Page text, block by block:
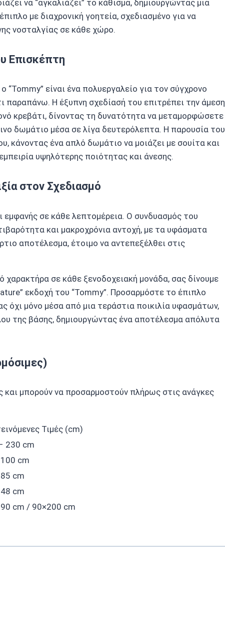
να “αγκαλιάζει” το κάθισμα, δημιουργώντας μια
με διαχρονική γοητεία, σχεδιασμένο για να
νοσταλγίας σε κάθε χώρο.
Επισκέπτη
είναι ένα πολυεργαλείο για τον σύγχρονο
παραπάνω. Η έξυπνη σχεδίασή του επιτρέπει την άμεση
κρεβάτι, δίνοντας τη δυνατότητα να μεταμορφώσετε
δωμάτιο μέσα σε λίγα δευτερόλεπτα. Η παρουσία του
κάνοντας ένα απλό δωμάτιο να μοιάζει με σουίτα και
υψηλότερης ποιότητας και άνεσης.
στον Σχεδιασμό
εμφανής σε κάθε λεπτομέρεια. Ο συνδυασμός του
και μακροχρόνια αντοχή, με τα υφάσματα
αποτέλεσμα, έτοιμο να αντεπεξέλθει στις
χαρακτήρα σε κάθε ξενοδοχειακή μονάδα, σας δίνουμε
εκδοχή του “Tommy”. Προσαρμόστε το έπιπλο
όχι μόνο μέσα από μια τεράστια ποικιλία υφασμάτων,
της βάσης, δημιουργώντας ένα αποτέλεσμα απόλυτα
και μπορούν να προσαρμοστούν πλήρως στις ανάγκες
Τιμές (cm)
230 cm
cm
cm
cm
cm / 90×200 cm